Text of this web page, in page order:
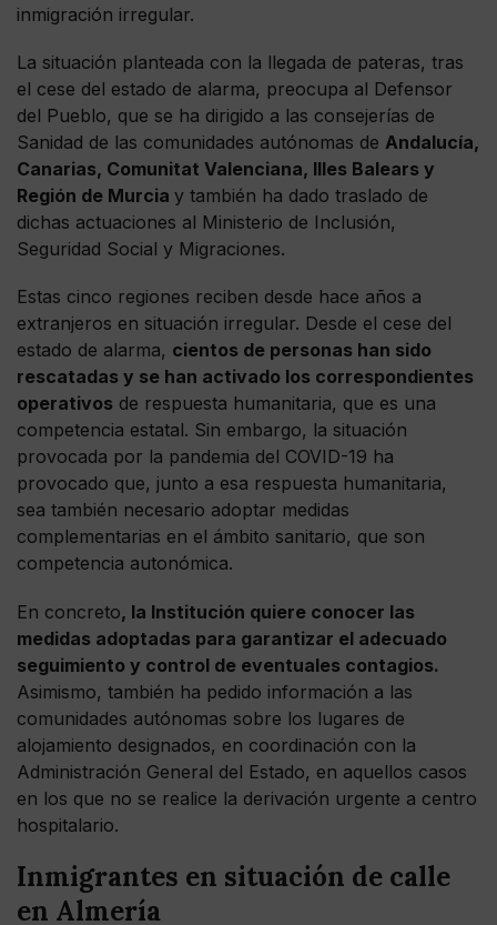
inmigración irregular.
La situación planteada con la llegada de pateras, tras
el cese del estado de alarma, preocupa al Defensor
del Pueblo, que se ha dirigido a las consejerías de
Sanidad de las comunidades autónomas de Andalucía,
Canarias, Comunitat Valenciana, Illes Balears y
Región de Murcia y también ha dado traslado de
dichas actuaciones al Ministerio de Inclusión,
Seguridad Social y Migraciones.
Estas cinco regiones reciben desde hace años a
extranjeros en situación irregular. Desde el cese del
estado de alarma, cientos de personas han sido
rescatadas y se han activado los correspondientes
operativos de respuesta humanitaria, que es una
competencia estatal. Sin embargo, la situación
provocada por la pandemia del COVID-19 ha
provocado que, junto a esa respuesta humanitaria,
sea también necesario adoptar medidas
complementarias en el ámbito sanitario, que son
competencia autonómica.
En concreto, la Institución quiere conocer las
medidas adoptadas para garantizar el adecuado
seguimiento y control de eventuales contagios.
Asimismo, también ha pedido información a las
comunidades autónomas sobre los lugares de
alojamiento designados, en coordinación con la
Administración General del Estado, en aquellos casos
en los que no se realice la derivación urgente a centro
hospitalario.
Inmigrantes en situación de calle
en Almería